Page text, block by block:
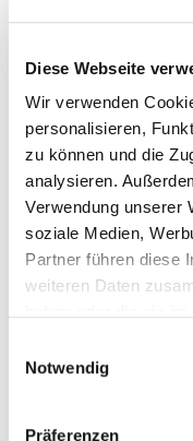
Diese Webseite
Wir verwenden
personalisieren,
zu können und die
analysieren.
Verwendung unserer
soziale Medien,
Partner führen diese
weiteren Daten
Notwendig
Präferenzen
gepflegt. Für
Mendato bereitet
entstehen auf Basis
Schichten, inklusive
Der Export an
erfolgt über die
Lohndaten-Export
gemäßAEntG